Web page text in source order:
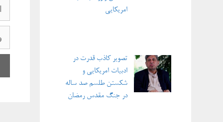
امریکایی
تصویر کاذب قدرت در
ادبیات امریکایی و
شکستن طلسم صد ساله
در جنگ مقدس رمضان